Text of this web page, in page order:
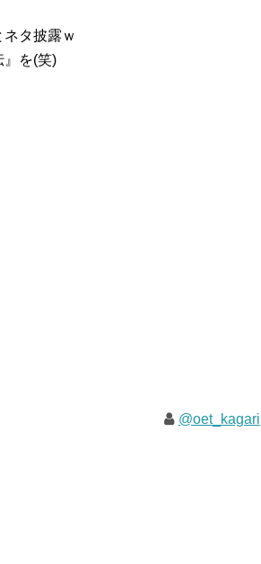
タ披露ｗ
』を(笑)
@oet_kagari